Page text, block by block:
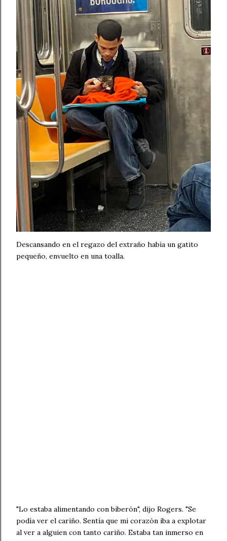
Descansando en el regazo del extraño había un gatito
pequeño, envuelto en una toalla.
"Lo estaba alimentando con biberón", dijo Rogers. "Se
podía ver el cariño. Sentía que mi corazón iba a explotar
al ver a alguien con tanto cariño. Estaba tan inmerso en